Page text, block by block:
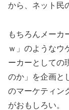
から、ネット民
もちろんメーカ
ｗ」のようなウ
ーカーとしての
のか」を企画と
のマーケティン
がおもしろい。